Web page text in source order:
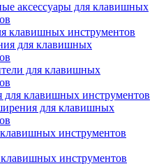
аксессуары для клавишных
клавишных инструментов
для клавишных
для клавишных
для клавишных инструментов
для клавишных
инструментов
инструментов